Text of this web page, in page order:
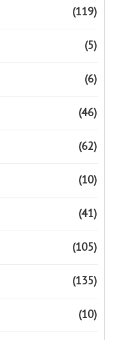
(119)
(5)
(6)
(46)
(62)
(10)
(41)
(105)
(135)
(10)